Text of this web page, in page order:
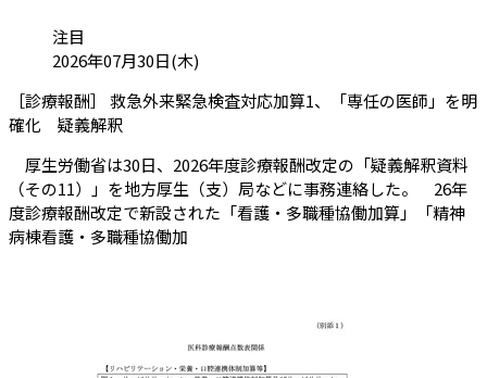
カテゴリ:
注目
投稿日:2026年07月30日(木)
［診療報酬］ 救急外来緊急検査対応加算1、「専任の医師」を明
確化 疑義解釈
厚生労働省は30日、2026年度診療報酬改定の「疑義解釈資料
（その11）」を地方厚生（支）局などに事務連絡した。 26年
度診療報酬改定で新設された「看護・多職種協働加算」「精神
病棟看護・多職種協働加